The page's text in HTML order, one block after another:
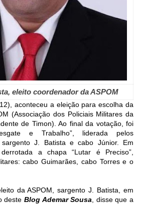
eleito coordenador da ASPOM
aconteceu a eleição para escolha da
(Associação dos Policiais Militares da
de Timon). Ao final da votação, foi
e Trabalho”, liderada pelos
sargento J. Batista e cabo Júnior. Em
a chapa “Lutar é Preciso”,
cabo Guimarães, cabo Torres e o
da ASPOM, sargento J. Batista, em
deste Blog Ademar Sousa , disse que a